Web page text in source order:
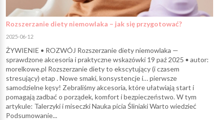
Rozszerzanie diety niemowlaka – jak się przygotować?
2025-06-12
ŻYWIENIE • ROZWÓJ Rozszerzanie diety niemowlaka —
sprawdzone akcesoria i praktyczne wskazówki 19 paź 2025 • autor:
morelkowe.pl Rozszerzanie diety to ekscytujący (i czasem
stresujący) etap . Nowe smaki, konsystencje i… pierwsze
samodzielne kęsy! Zebraliśmy akcesoria, które ułatwiają start i
pomagają zadbać o porządek, komfort i bezpieczeństwo. W tym
artykule: Talerzyki i miseczki Nauka picia Śliniaki Warto wiedzieć
Podsumowanie...